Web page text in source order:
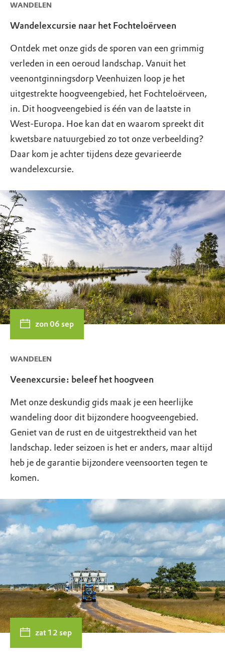
WANDELEN
Wandelexcursie naar het Fochteloërveen
Ontdek met onze gids de sporen van een grimmig
verleden in een oeroud landschap. Vanuit het
veenontginningsdorp Veenhuizen loop je het
uitgestrekte hoogveengebied, het Fochteloërveen,
in. Dit hoogveengebied is één van de laatste in
West-Europa. Hoe kan dat en waarom spreekt dit
kwetsbare natuurgebied zo tot onze verbeelding?
Daar kom je achter tijdens deze gevarieerde
wandelexcursie.
zon 06 sep
WANDELEN
Veenexcursie: beleef het hoogveen
Met onze deskundig gids maak je een heerlijke
wandeling door dit bijzondere hoogveengebied.
Geniet van de rust en de uitgestrektheid van het
landschap. Ieder seizoen is het er anders, maar altijd
heb je de garantie bijzondere veensoorten tegen te
komen.
zat 12 sep